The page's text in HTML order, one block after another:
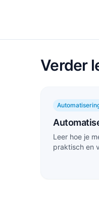
Verder
Leer hoe je
praktisch en